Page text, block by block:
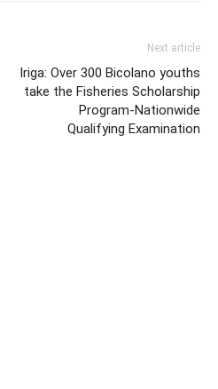
Next article
Iriga: Over 300 Bicolano youths
take the Fisheries Scholarship
Program-Nationwide
Qualifying Examination